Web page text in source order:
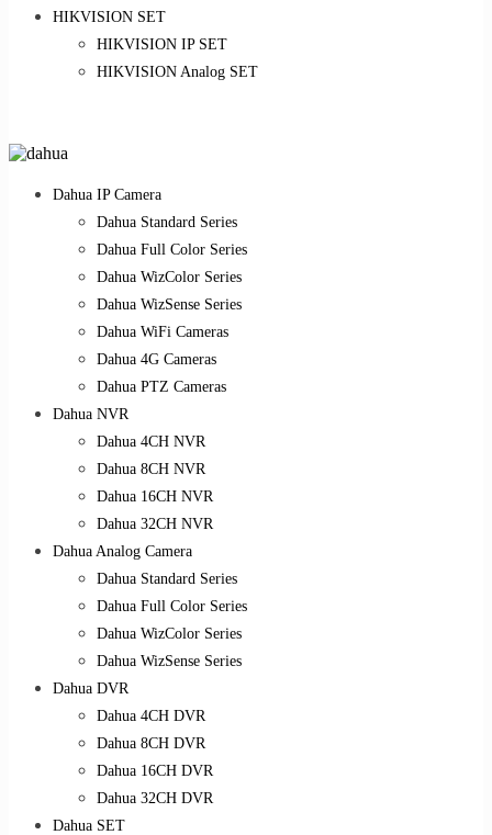
HIKVISION SET
HIKVISION IP SET
HIKVISION Analog SET
Dahua IP Camera
Dahua Standard Series
Dahua Full Color Series
Dahua WizColor Series
Dahua WizSense Series
Dahua WiFi Cameras
Dahua 4G Cameras
Dahua PTZ Cameras
Dahua NVR
Dahua 4CH NVR
Dahua 8CH NVR
Dahua 16CH NVR
Dahua 32CH NVR
Dahua Analog Camera
Dahua Standard Series
Dahua Full Color Series
Dahua WizColor Series
Dahua WizSense Series
Dahua DVR
Dahua 4CH DVR
Dahua 8CH DVR
Dahua 16CH DVR
Dahua 32CH DVR
Dahua SET